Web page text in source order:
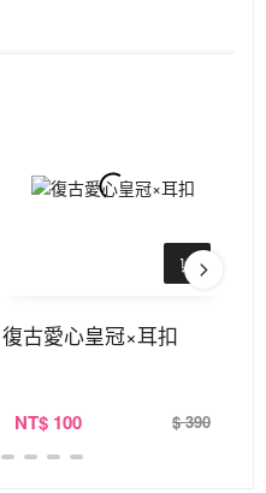
復古愛心皇冠×耳扣
NT$ 100 $ 390